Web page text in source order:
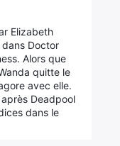
Elizabeth
Doctor
Alors que
quitte le
avec elle.
Deadpool
dans le